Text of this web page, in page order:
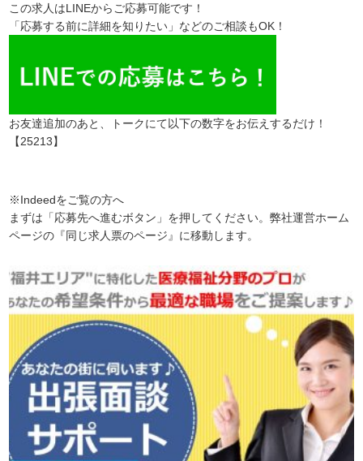
この求人はLINEからご応募可能です！
「応募する前に詳細を知りたい」などのご相談もOK！
お友達追加のあと、トークにて以下の数字をお伝えするだけ！
【25213】
※Indeedをご覧の方へ
まずは「応募先へ進むボタン」を押してください。弊社運営ホーム
ページの『同じ求人票のページ』に移動します。